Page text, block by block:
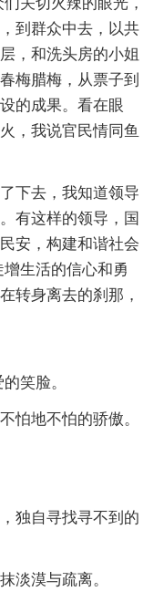
到群众中去，以共
，和洗头房的小姐
梅腊梅，从票子到
的成果。看在眼
，我说官民情同鱼
下去，我知道领导
有这样的领导，国
安，构建和谐社会
生活的信心和勇
转身离去的刹那，
笑脸。
怕地不怕的骄傲。
独自寻找寻不到的
淡漠与疏离。